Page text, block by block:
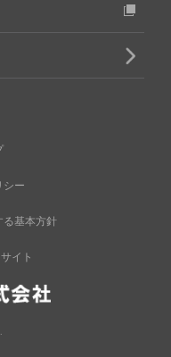
シー
る基本方針
イト